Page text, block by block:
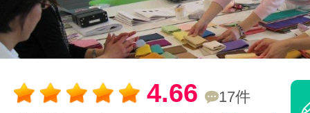
やりたいこ
4.66
17件